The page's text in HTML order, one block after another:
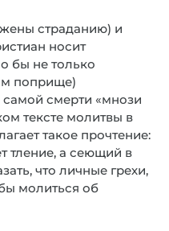
страданию) и
носит
бы не только
поприще)
смерти «мнози
тексте молитвы в
такое прочтение:
тление, а сеющий в
что личные грехи,
молиться об